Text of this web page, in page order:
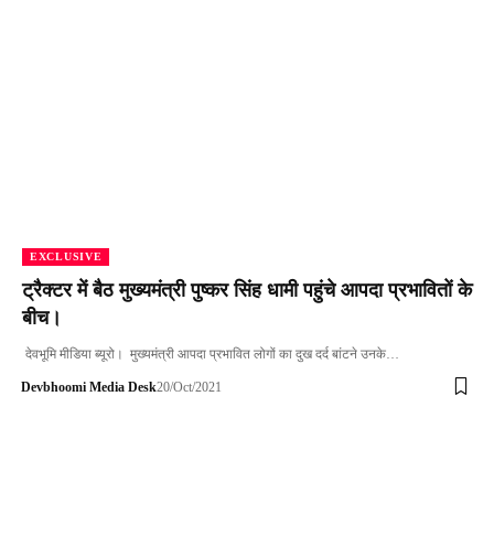
EXCLUSIVE
ट्रैक्टर में बैठ मुख्यमंत्री पुष्कर सिंह धामी पहुंचे आपदा प्रभावितों के
बीच।
देवभूमि मीडिया ब्यूरो। मुख्यमंत्री आपदा प्रभावित लोगों का दुख दर्द बांटने उनके…
Devbhoomi Media Desk20/Oct/2021